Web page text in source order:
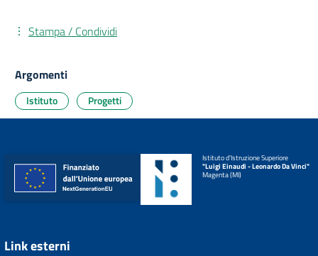
Stampa / Condividi
Argomenti
Istituto Progetti
Istituto d'Istruzione Superiore
"Luigi Einaudi - Leonardo Da Vinci"
Magenta (MI)
Link esterni